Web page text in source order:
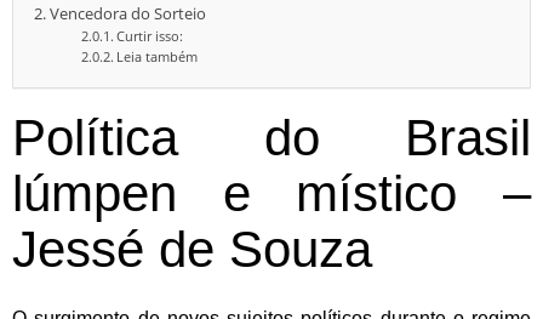
Vencedora do Sorteio
Curtir isso:
Leia também
Política do Brasil
lúmpen e místico –
Jessé de Souza